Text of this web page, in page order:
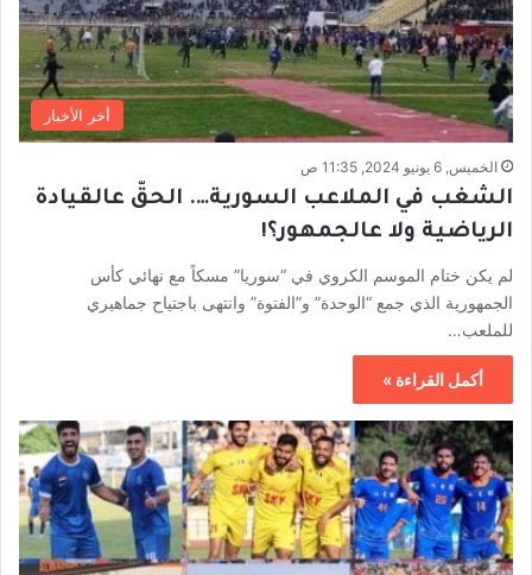
أخر الأخبار
الخميس, 6 يونيو 2024, 11:35 ص
الشغب في الملاعب السورية…. الحقّ عالقيادة
الرياضية ولا عالجمهور؟!
لم يكن ختام الموسم الكروي في “سوريا” مسكاً مع نهائي كأس
الجمهورية الذي جمع “الوحدة” و”الفتوة” وانتهى باجتياح جماهيري
للملعب…
أكمل القراءة »